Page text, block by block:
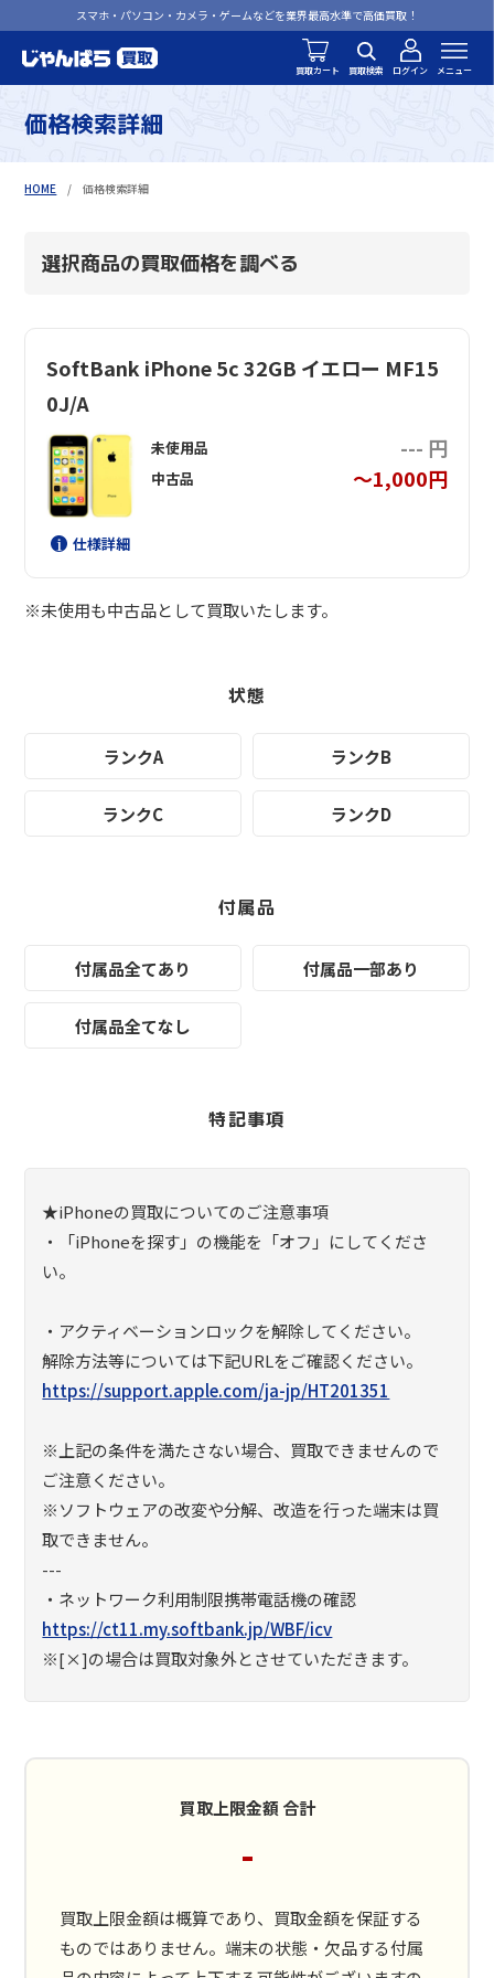
スマホ・パソコン・カメラ・ゲームなどを業界最高水準で高価買取！
買取カート 買取検索 ログイン メニュー
価格検索詳細
HOME 価格検索詳細
選択商品の買取価格を調べる
仕様詳細
SoftBank iPhone 5c 32GB イエロー MF15
0J/A
未使用品 --- 円
中古品 ～1,000円
※未使用も中古品として買取いたします。
状態
ランクA ランクB
ランクC ランクD
付属品
付属品全てあり 付属品一部あり
付属品全てなし
特記事項
★iPhoneの買取についてのご注意事項
・「iPhoneを探す」の機能を「オフ」にしてくださ
い。
・アクティベーションロックを解除してください。
解除方法等については下記URLをご確認ください。
https://support.apple.com/ja-jp/HT201351
※上記の条件を満たさない場合、買取できませんので
ご注意ください。
※ソフトウェアの改変や分解、改造を行った端末は買
取できません。
---
・ネットワーク利用制限携帯電話機の確認
https://ct11.my.softbank.jp/WBF/icv
※[×]の場合は買取対象外とさせていただきます。
買取上限金額 合計
-
買取上限金額は概算であり、買取金額を保証する
ものではありません。端末の状態・欠品する付属